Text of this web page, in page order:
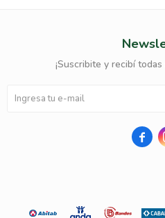
¡Suscribite y recibí
